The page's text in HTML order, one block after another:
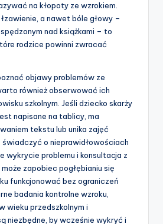
na kłopoty ze wzrokiem.
a nawet bóle głowy –
nad książkami – to
rodzice powinni zwracać
objawy problemów ze
również obserwować ich
szkolnym. Jeśli dziecko skarży
napisane na tablicy, ma
tekstu lub unika zajęć
o nieprawidłowościach
wykrycie problemu i konsultacja z
zapobiec pogłębianiu się
funkcjonować bez ograniczeń
badania kontrolne wzroku,
wieku przedszkolnym i
niezbędne, by wcześnie wykryć i